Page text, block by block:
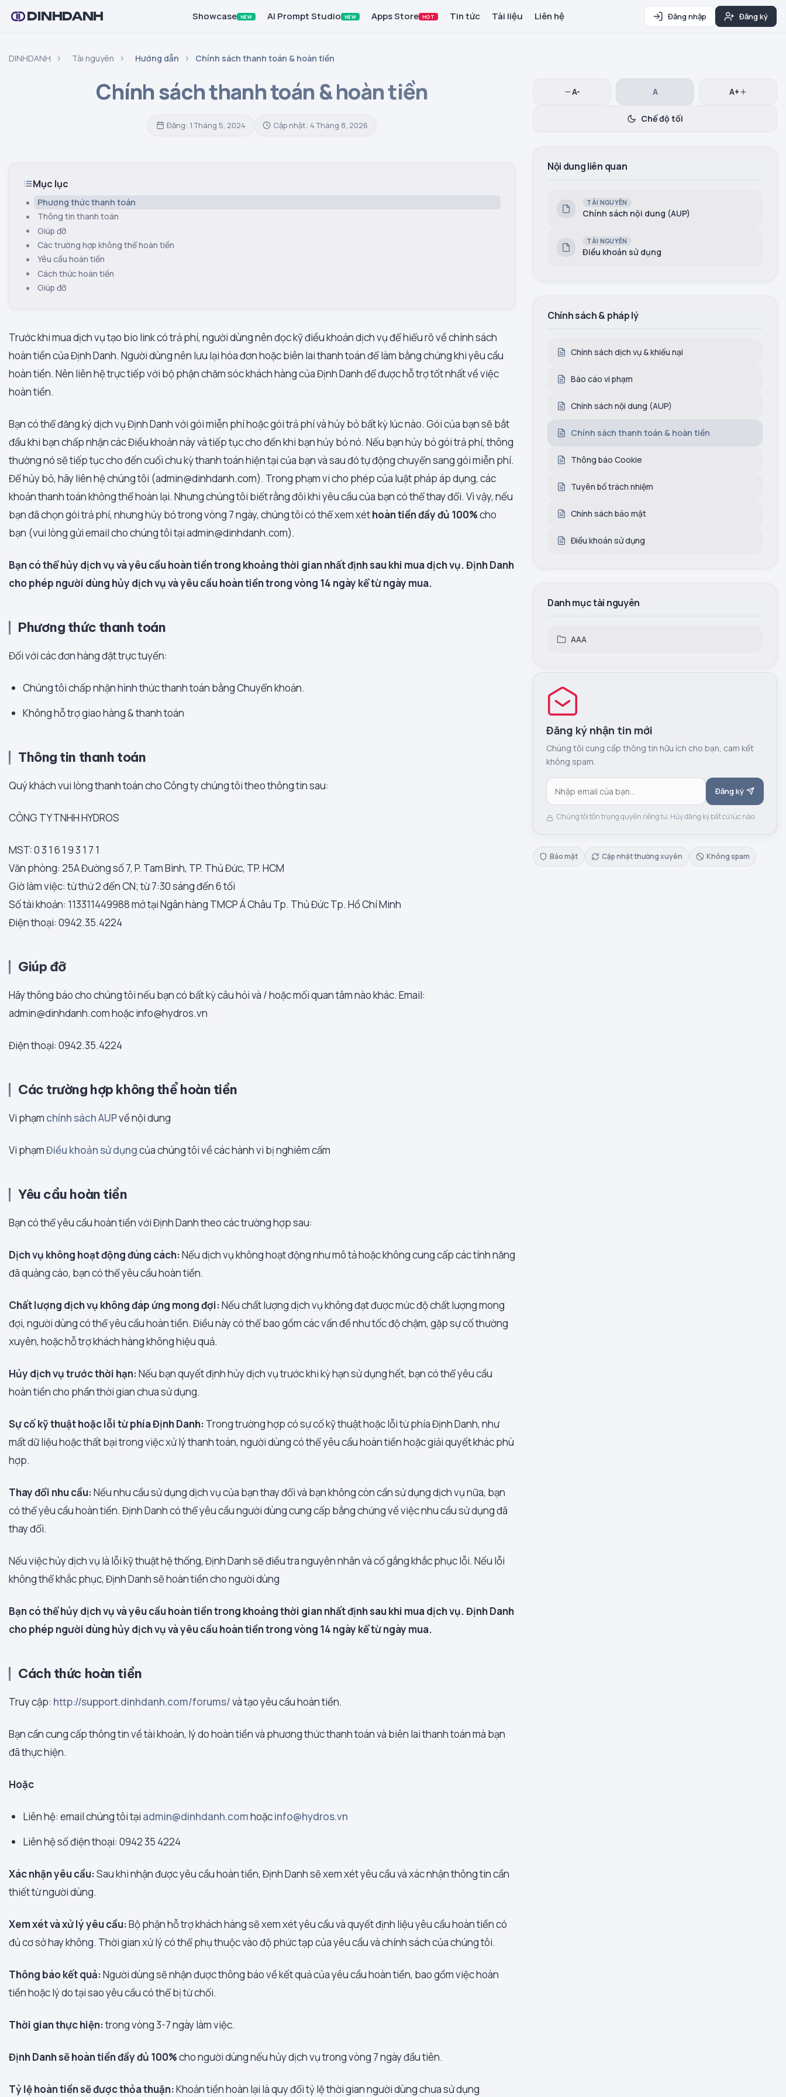
DINHDANH Showcase NEW AI Prompt Studio NEW Apps Store HOT Tin tức Tài liệu Liên hệ Đăng nhập Đăng ký
DINHDANH Tài nguyên Hướng dẫn Chính sách thanh toán & hoàn tiền
Chính sách thanh toán & hoàn tiền
Đăng: 1 Tháng 5, 2024 Cập nhật: 4 Tháng 8, 2026
Mục lục
Phương thức thanh toán
Thông tin thanh toán
Giúp đỡ
Các trường hợp không thể hoàn tiền
Yêu cầu hoàn tiền
Cách thức hoàn tiền
Giúp đỡ
Trước khi mua dịch vụ tạo bio link có trả phí, người dùng nên đọc kỹ điều khoản dịch vụ để hiểu rõ về chính sách
hoàn tiền của Định Danh. Người dùng nên lưu lại hóa đơn hoặc biên lai thanh toán để làm bằng chứng khi yêu cầu
hoàn tiền. Nên liên hệ trực tiếp với bộ phận chăm sóc khách hàng của Định Danh để được hỗ trợ tốt nhất về việc
hoàn tiền.
Bạn có thể đăng ký dịch vụ Định Danh với gói miễn phí hoặc gói trả phí và hủy bỏ bất kỳ lúc nào. Gói của bạn sẽ bắt
đầu khi bạn chấp nhận các Điều khoản này và tiếp tục cho đến khi bạn hủy bỏ nó. Nếu bạn hủy bỏ gói trả phí, thông
thường nó sẽ tiếp tục cho đến cuối chu kỳ thanh toán hiện tại của bạn và sau đó tự động chuyển sang gói miễn phí.
Để hủy bỏ, hãy liên hệ chúng tôi (admin@dinhdanh.com). Trong phạm vi cho phép của luật pháp áp dụng, các
khoản thanh toán không thể hoàn lại. Nhưng chúng tôi biết rằng đôi khi yêu cầu của bạn có thể thay đổi. Vì vậy, nếu
bạn đã chọn gói trả phí, nhưng hủy bỏ trong vòng 7 ngày, chúng tôi có thể xem xéthoàn tiền đầy đủ 100%cho
bạn (vui lòng gửi email cho chúng tôi tại admin@dinhdanh.com).
Bạn có thể hủy dịch vụ và yêu cầu hoàn tiền trong khoảng thời gian nhất định sau khi mua dịch vụ. Định Danh
cho phép người dùng hủy dịch vụ và yêu cầu hoàn tiền trong vòng 14 ngày kể từ ngày mua.
Phương thức thanh toán
Đối với các đơn hàng đặt trực tuyến:
Chúng tôi chấp nhận hình thức thanh toán bằng Chuyển khoản.
Không hỗ trợ giao hàng & thanh toán
Thông tin thanh toán
Quý khách vui lòng thanh toán cho Công ty chúng tôi theo thông tin sau:
CÔNG TY TNHH HYDROS
MST: 0 3 1 6 1 9 3 1 7 1
Văn phòng: 25A Đường số 7, P. Tam Bình, TP. Thủ Đức, TP. HCM
Giờ làm việc: từ thứ 2 đến CN; từ 7:30 sáng đến 6 tối
Số tài khoản: 113311449988 mở tại Ngân hàng TMCP Á Châu Tp. Thủ Đức Tp. Hồ Chí Minh
Điện thoại: 0942.35.4224
Giúp đỡ
Hãy thông báo cho chúng tôi nếu bạn có bất kỳ câu hỏi và / hoặc mối quan tâm nào khác. Email:
admin@dinhdanh.com hoặc info@hydros.vn
Điện thoại: 0942.35.4224
Các trường hợp không thể hoàn tiền
Vi phạm chính sách AUPvề nội dung
Vi phạmĐiều khoản sử dụngcủa chúng tôi về các hành vi bị nghiêm cấm
Yêu cầu hoàn tiền
Bạn có thể yêu cầu hoàn tiền với Định Danh theo các trường hợp sau:
Dịch vụ không hoạt động đúng cách:Nếu dịch vụ không hoạt động như mô tả hoặc không cung cấp các tính năng
đã quảng cáo, bạn có thể yêu cầu hoàn tiền.
Chất lượng dịch vụ không đáp ứng mong đợi:Nếu chất lượng dịch vụ không đạt được mức độ chất lượng mong
đợi, người dùng có thể yêu cầu hoàn tiền. Điều này có thể bao gồm các vấn đề như tốc độ chậm, gặp sự cố thường
xuyên, hoặc hỗ trợ khách hàng không hiệu quả.
Hủy dịch vụ trước thời hạn:Nếu bạn quyết định hủy dịch vụ trước khi kỳ hạn sử dụng hết, bạn có thể yêu cầu
hoàn tiền cho phần thời gian chưa sử dụng.
Sự cố kỹ thuật hoặc lỗi từ phía Định Danh: Trong trường hợp có sự cố kỹ thuật hoặc lỗi từ phía Định Danh, như
mất dữ liệu hoặc thất bại trong việc xử lý thanh toán, người dùng có thể yêu cầu hoàn tiền hoặc giải quyết khác phù
hợp.
Thay đổi nhu cầu:Nếu nhu cầu sử dụng dịch vụ của bạn thay đổi và bạn không còn cần sử dụng dịch vụ nữa, bạn
có thể yêu cầu hoàn tiền. Định Danh có thể yêu cầu người dùng cung cấp bằng chứng về việc nhu cầu sử dụng đã
thay đổi.
Nếu việc hủy dịch vụ là lỗi kỹ thuật hệ thống, Định Danh sẽ điều tra nguyên nhân và cố gắng khắc phục lỗi. Nếu lỗi
không thể khắc phục, Định Danh sẽ hoàn tiền cho người dùng
Bạn có thể hủy dịch vụ và yêu cầu hoàn tiền trong khoảng thời gian nhất định sau khi mua dịch vụ. Định Danh
cho phép người dùng hủy dịch vụ và yêu cầu hoàn tiền trong vòng 14 ngày kể từ ngày mua.
Cách thức hoàn tiền
Truy cập: http://support.dinhdanh.com/forums/và tạo yêu cầu hoàn tiền.
Bạn cần cung cấp thông tin về tài khoản, lý do hoàn tiền và phương thức thanh toán và biên lai thanh toán mà bạn
đã thực hiện.
Hoặc
Liên hệ: email chúng tôi tại admin@dinhdanh.comhoặcinfo@hydros.vn
Liên hệ số điện thoại: 0942 35 4224
Xác nhận yêu cầu:Sau khi nhận được yêu cầu hoàn tiền, Định Danh sẽ xem xét yêu cầu và xác nhận thông tin cần
thiết từ người dùng.
Xem xét và xử lý yêu cầu:Bộ phận hỗ trợ khách hàng sẽ xem xét yêu cầu và quyết định liệu yêu cầu hoàn tiền có
đủ cơ sở hay không. Thời gian xử lý có thể phụ thuộc vào độ phức tạp của yêu cầu và chính sách của chúng tôi.
Thông báo kết quả:Người dùng sẽ nhận được thông báo về kết quả của yêu cầu hoàn tiền, bao gồm việc hoàn
tiền hoặc lý do tại sao yêu cầu có thể bị từ chối.
Thời gian thực hiện:trong vòng 3-7 ngày làm việc.
Định Danh sẽ hoàn tiền đầy đủ 100%cho người dùng nếu hủy dịch vụ trong vòng 7 ngày đầu tiên.
Tỷ lệ hoàn tiền sẽ được thỏa thuận:Khoản tiền hoàn lại là quy đổi tỷ lệ thời gian người dùng chưa sử dụng
A- A A+
Chế độ tối
Nội dung liên quan
TÀI NGUYÊN
Chính sách nội dung (AUP)
TÀI NGUYÊN
Điều khoản sử dụng
Chính sách & pháp lý
Chính sách dịch vụ & khiếu nại
Báo cáo vi phạm
Chính sách nội dung (AUP)
Chính sách thanh toán & hoàn tiền
Thông báo Cookie
Tuyên bố trách nhiệm
Chính sách bảo mật
Điều khoản sử dụng
Danh mục tài nguyên
AAA
Đăng ký nhận tin mới
Chúng tôi cung cấp thông tin hữu ích cho bạn, cam kết
không spam.
Đăng ký
Chúng tôi tôn trọng quyền riêng tư. Hủy đăng ký bất cứ lúc nào.
Bảo mật Cập nhật thường xuyên Không spam